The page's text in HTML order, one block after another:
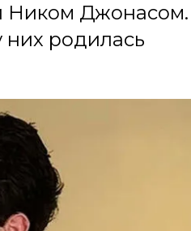
Ником Джонасом.
них родилась